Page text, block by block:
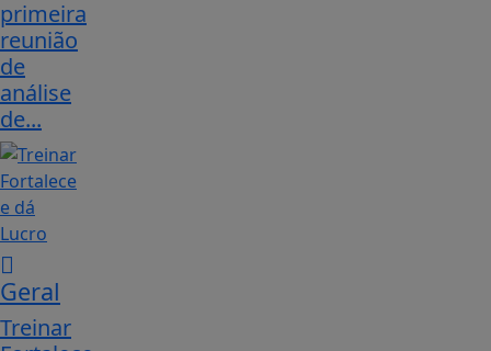
primeira
reunião
de
análise
de...
Geral
Treinar